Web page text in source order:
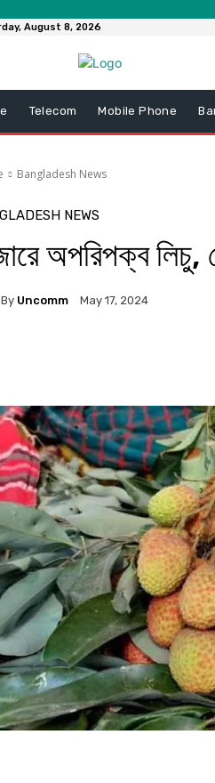
August 8, 2026
Telecom Mobile Phone
Bangladesh News
NEWS
অপরিপক্ব লিচু,
By Uncomm May 17, 2024